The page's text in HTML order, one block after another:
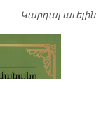
Կարդալ աւելին